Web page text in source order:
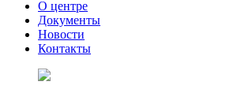
О центре
Документы
Новости
Контакты